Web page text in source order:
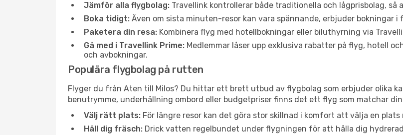
Jämför alla flygbolag: Travellink kontrollerar både traditionella och lågprisbolag,
Boka tidigt: Även om sista minuten-resor kan vara spännande, erbjuder
Paketera din resa: Kombinera flyg med hotellbokningar eller biluthyrning via
Gå med i Travellink Prime: Medlemmar låser upp exklusiva rabatter på flyg, hotell
och avbokningar.
Populära flygbolag på rutten
Flyger du från Aten till Milos? Du hittar ett brett utbud av flygbolag som erbjuder olika
benutrymme, underhållning ombord eller budgetpriser finns det ett flyg som matchar
Välj rätt plats: För längre resor kan det göra stor skillnad i komfort att välja en
Håll dig fräsch: Drick vatten regelbundet under flygningen för att hålla dig